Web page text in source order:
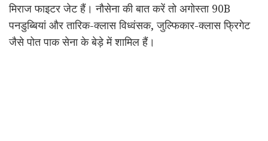
मिराज फाइटर जेट हैं। नौसेना की बात करें तो अगोस्ता 90B
पनडुब्बियां और तारिक-क्लास विध्वंसक, जुल्फिकार-क्लास फ्रिगेट
जैसे पोत पाक सेना के बेड़े में शामिल हैं।